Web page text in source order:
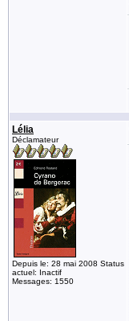
Lélia
Déclamateur
Depuis le: 28 mai 2008 Status
actuel: Inactif
Messages: 1550